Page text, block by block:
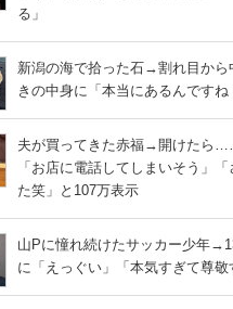
る」
新潟の海で拾った石→割れ目か
きの中身に「本当にあるんですね
夫が買ってきた赤福→開けたら
「お店に電話してしまいそう」
た笑」と107万表示
山Pに憧れ続けたサッカー少
に「えっぐい」「本気すぎて尊